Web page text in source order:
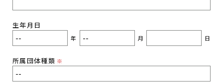
生年月日
年 月 日
所属団体種類 ※